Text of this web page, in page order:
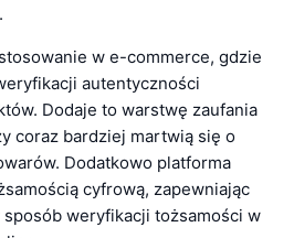
w e-commerce, gdzie
autentyczności
Dodaje to warstwę zaufania
coraz bardziej martwią się o
Dodatkowo platforma
cyfrową, zapewniając
weryfikacji tożsamości w